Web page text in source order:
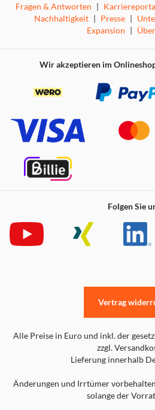
Fragen & Antworten |
Nachhaltigkeit | Presse |
Expansion |
Wir akzeptieren im
Folgen Sie
Alle Preise in Euro und inkl. der
zzgl.
Lieferung innerhalb
Änderungen und Irrtümer
solange der
Vertrag